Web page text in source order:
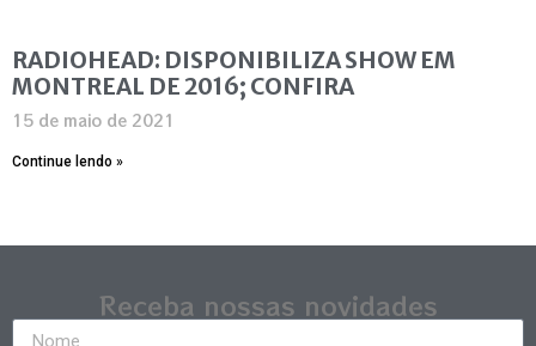
RADIOHEAD: DISPONIBILIZA SHOW EM
MONTREAL DE 2016; CONFIRA
15 de maio de 2021
Continue lendo »
Receba nossas novidades